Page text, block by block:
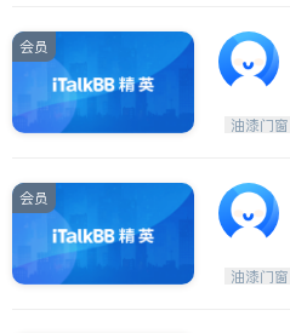
会员
油漆门窗
会员
油漆门窗